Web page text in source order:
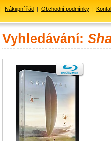
| Nákupní řád | Obchodní podmínky |
Vyhledávání: